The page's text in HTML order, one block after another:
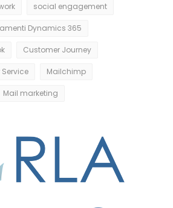
social engagement
Dynamics 365
Customer Journey
Mailchimp
Mail marketing